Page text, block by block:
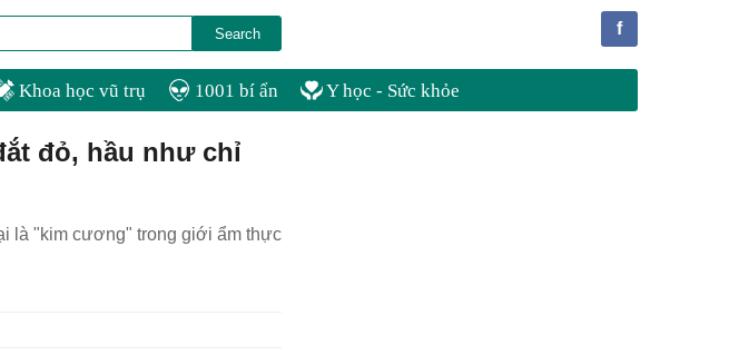
f
Khoa học vũ trụ 1001 bí ẩn Y học - Sức khỏe
đỏ, hầu như chỉ
là "kim cương" trong giới ẩm thực